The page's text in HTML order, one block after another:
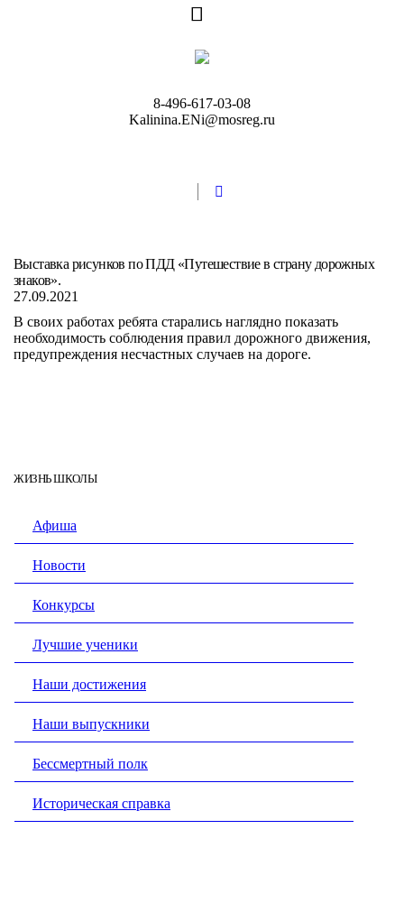
8-496-617-03-08
Kalinina.ENi@mosreg.ru
Выставка рисунков по ПДД «Путешествие в страну дорожных
знаков».
27.09.2021
В своих работах ребята старались наглядно показать
необходимость соблюдения правил дорожного движения,
предупреждения несчастных случаев на дороге.
ЖИЗНЬ ШКОЛЫ
Афиша
Новости
Конкурсы
Лучшие ученики
Наши достижения
Наши выпускники
Бессмертный полк
Историческая справка